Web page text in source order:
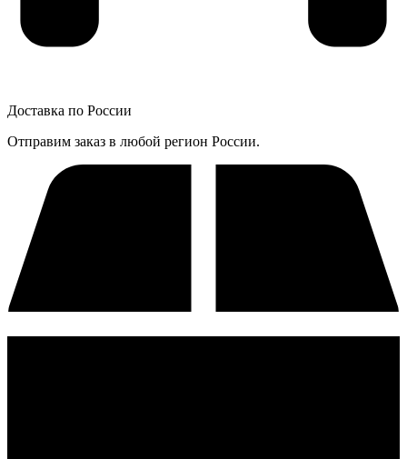
Доставка по России
Отправим заказ в любой регион России.